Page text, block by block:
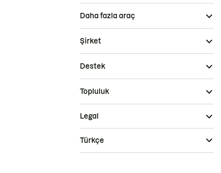
Daha fazla araç
Şirket
Destek
Topluluk
Legal
Türkçe